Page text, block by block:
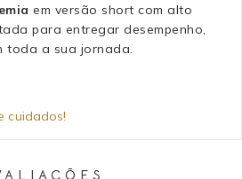
em versão short com alto
para entregar desempenho,
toda a sua jornada.
cuidados!